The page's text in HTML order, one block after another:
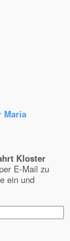
Maria
Kloster
E-Mail zu
ein und